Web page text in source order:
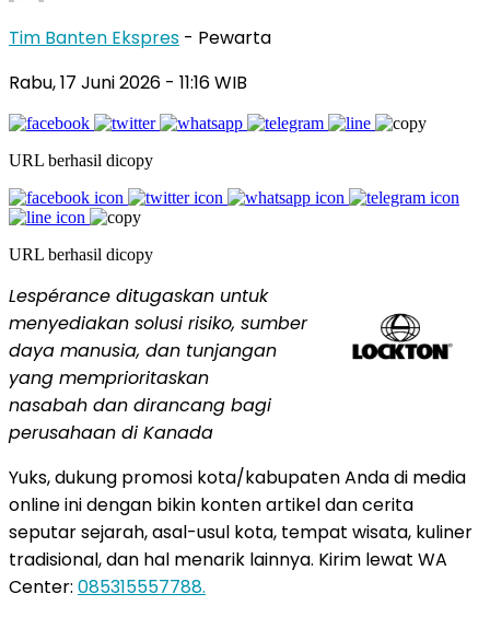
Tim Banten Ekspres - Pewarta
Rabu, 17 Juni 2026 - 11:16 WIB
URL berhasil dicopy
URL berhasil dicopy
Lespérance ditugaskan untuk
menyediakan solusi risiko, sumber
daya manusia, dan tunjangan
yang memprioritaskan
nasabah dan dirancang bagi
perusahaan di Kanada
Yuks, dukung promosi kota/kabupaten Anda di media
online ini dengan bikin konten artikel dan cerita
seputar sejarah, asal-usul kota, tempat wisata, kuliner
tradisional, dan hal menarik lainnya. Kirim lewat WA
Center: 085315557788.